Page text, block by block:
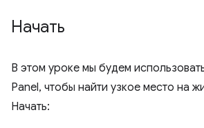
Начать
В этом уроке мы будем
Panel, чтобы найти узкое место на
Начать: